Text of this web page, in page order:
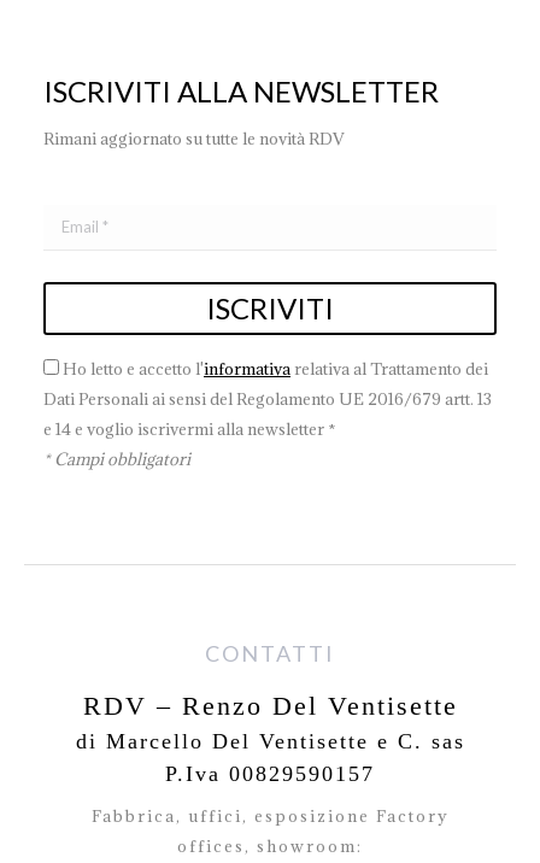
ISCRIVITI ALLA NEWSLETTER
Rimani aggiornato su tutte le novità RDV
Ho letto e accetto l'informativa relativa al Trattamento dei
Dati Personali ai sensi del Regolamento UE 2016/679 artt. 13
e 14 e voglio iscrivermi alla newsletter *
* Campi obbligatori
CONTATTI
RDV – Renzo Del Ventisette
di Marcello Del Ventisette e C. sas
P.Iva 00829590157
Fabbrica, uffici, esposizione Factory
offices, showroom: